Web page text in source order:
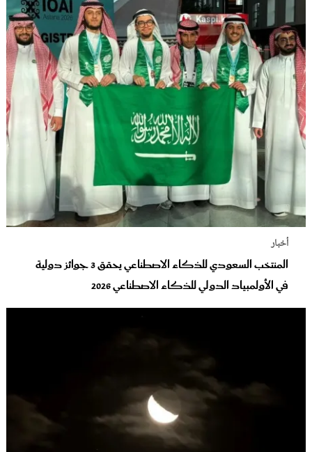
أخبار
المنتخب السعودي للذكاء الاصطناعي يحقق 3 جوائز دولية
في الأولمبياد الدولي للذكاء الاصطناعي 2026